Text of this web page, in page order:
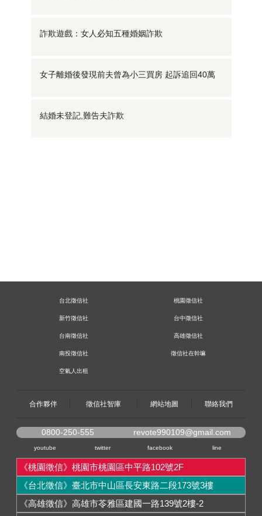
詐欺遊戲：女人必知五種婚姻詐欺
女子離婚後發現前夫曾為小三買房 起訴追回40萬
結婚未登記,難告夫詐欺
台北徵信社 桃園徵信社
新竹徵信社 台中徵信社
台南徵信社 高雄徵信社
南投徵信社 徵信社在幹嘛
空氣人出租
合作夥伴 徵信社智庫 網站地圖 聯絡我們
0800-250-555 revote990109@gmail.com
youtube twitter facebook line
《桃園徵信》桃園市桃園區中平路102號2F
《台北徵信》臺北市中山區長安東路二段173號3樓
《高雄徵信》高雄市苓雅區建國一路139號2樓-2